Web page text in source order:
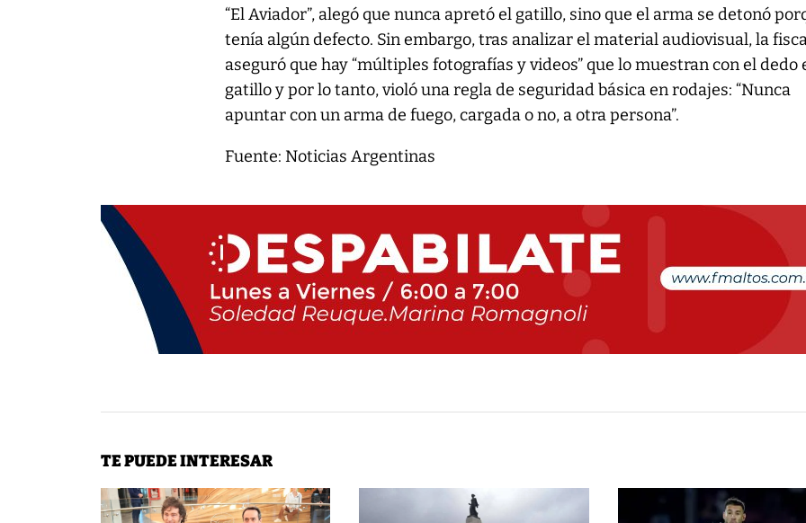
“El Aviador”, alegó que nunca apretó el gatillo, sino que el arma se detonó
tenía algún defecto. Sin embargo, tras analizar el material audiovisual, la
aseguró que hay “múltiples fotografías y videos” que lo muestran con el dedo
gatillo y por lo tanto, violó una regla de seguridad básica en rodajes: “Nunca
apuntar con un arma de fuego, cargada o no, a otra persona”.
Fuente: Noticias Argentinas
TE PUEDE INTERESAR